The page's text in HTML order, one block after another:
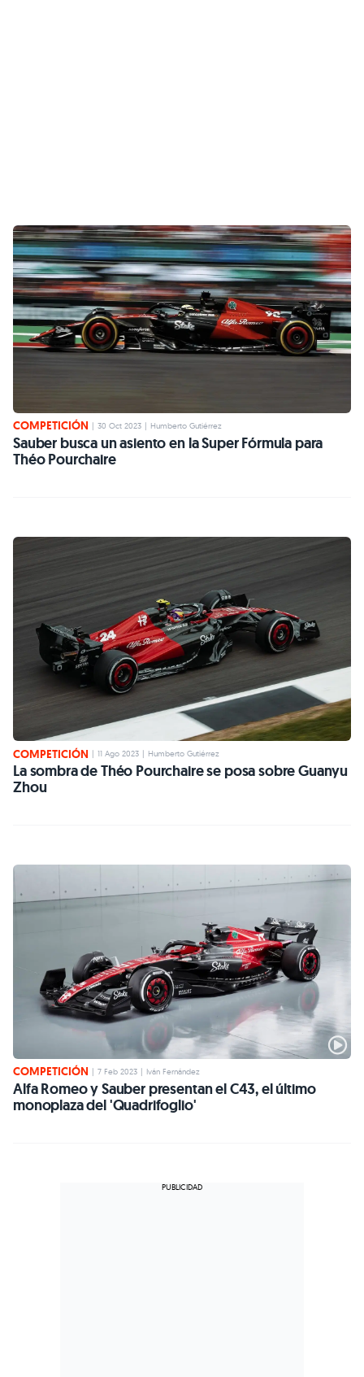
COMPETICIÓN | 30 Oct 2023 | Humberto Gutiérrez
Sauber busca un asiento en la Super Fórmula para
Théo Pourchaire
COMPETICIÓN 11 Ago 2023 Humberto Gutiérrez
La sombra de Théo Pourchaire se posa sobre Guanyu
Zhou
COMPETICIÓN | 7 Feb 2023 | Iván Fernández
Alfa Romeo y Sauber presentan el C43, el último
monoplaza del 'Quadrifoglio'